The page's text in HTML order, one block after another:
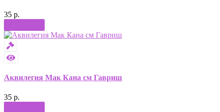
35 р.
Аквилегия Мак Кана см Гавриш
35 р.